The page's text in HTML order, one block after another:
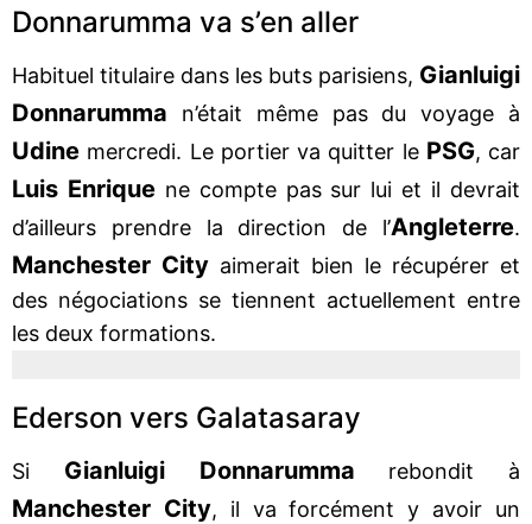
Donnarumma va s’en aller
Habituel titulaire dans les buts parisiens, Gianluigi
Donnarumma n’était même pas du voyage à
Udine mercredi. Le portier va quitter le PSG, car
Luis Enriquene compte pas sur lui et il devrait
d’ailleurs prendre la direction de l’Angleterre.
Manchester City aimerait bien le récupérer et
des négociations se tiennent actuellement entre
les deux formations.
Ederson vers Galatasaray
Si Gianluigi Donnarumma rebondit à
Manchester City, il va forcément y avoir un